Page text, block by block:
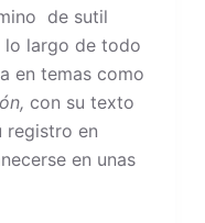
de sutil
lo largo de todo
en temas como
con su texto
registro en
en unas